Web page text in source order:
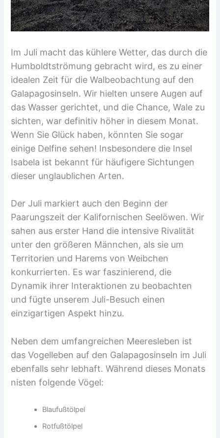
Im Juli macht das kühlere Wetter, das durch die
Humboldtströmung gebracht wird, es zu einer
idealen Zeit für die Walbeobachtung auf den
Galapagosinseln. Wir hielten unsere Augen auf
das Wasser gerichtet, und die Chance, Wale zu
sichten, war definitiv höher in diesem Monat.
Wenn Sie Glück haben, könnten Sie sogar
einige Delfine sehen! Insbesondere die Insel
Isabela ist bekannt für häufigere Sichtungen
dieser unglaublichen Arten.
Der Juli markiert auch den Beginn der
Paarungszeit der Kalifornischen Seelöwen. Wir
sahen aus erster Hand die intensive Rivalität
unter den größeren Männchen, als sie um
Territorien und Harems von Weibchen
konkurrierten. Es war faszinierend, die
Dynamik ihrer Interaktionen zu beobachten
und fügte unserem Juli-Besuch einen
einzigartigen Aspekt hinzu.
Neben dem umfangreichen Meeresleben ist
das Vogelleben auf den Galapagosinseln im Juli
ebenfalls sehr lebhaft. Während dieses Monats
nisten folgende Vögel:
Blaufußtölpel
Rotfußtölpel